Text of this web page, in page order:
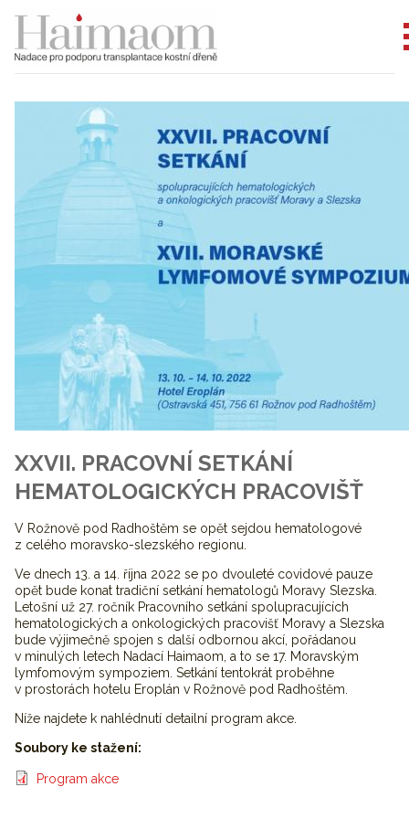
XXVII. PRACOVNÍ SETKÁNÍ
HEMATOLOGICKÝCH PRACOVIŠŤ
V Rožnově pod Radhoštěm se opět sejdou hematologové
z celého moravsko-slezského regionu.
Ve dnech 13. a 14. října 2022 se po dvouleté covidové pauze
opět bude konat tradiční setkání hematologů Moravy Slezska.
Letošní už 27. ročník Pracovního setkání spolupracujících
hematologických a onkologických pracovišť Moravy a Slezska
bude výjimečně spojen s další odbornou akcí, pořádanou
v minulých letech Nadací Haimaom, a to se 17. Moravským
lymfomovým sympoziem. Setkání tentokrát proběhne
v prostorách hotelu Eroplán v Rožnově pod Radhoštěm.
Níže najdete k nahlédnutí detailní program akce.
Soubory ke stažení:
Program akce